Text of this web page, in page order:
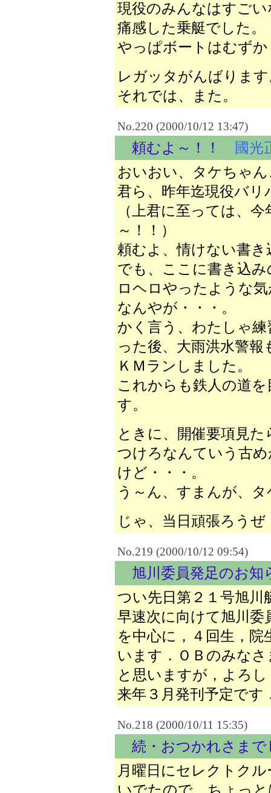
現役のみんなはすご
痛感した乗艇でした。
やっぱボートはむず
レガッタがんばりま
それでは、また。
No.220 (2000/10/12 13:47)
頼むよ～！！
國光
おいおい、タケちゃ
君ら、昨年迄現役バ
（上君に至っては、
～！！）
頼むよ、情けない書
でも、ここに書き込
ロヘロやったような
なんやが・・・。
かく言う、わたしゃ
った後、大雨洪水警
ＫＭランしました。
これからも鉄人の道
す。
ときに、開催要項見
つけろなんていう古
けど・・・。
う～ん、すまんが、
じゃ、当日頑張ろうぜ
No.219 (2000/10/12 09:54)
旭川委員発足のお知
つい先日第２１号旭
早速次に向けて旭川
を中心に，４回生，
います．ＯＢのみな
と思いますが，よろ
来年３月発刊予定です
No.218 (2000/10/11 15:35)
続・おつかれさまで
月曜日にセレクトク